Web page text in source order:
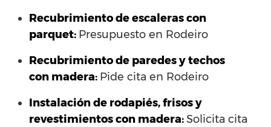
Recubrimiento de escaleras con
parquet: Presupuesto en Rodeiro
Recubrimiento de paredes y techos
con madera: Pide cita en Rodeiro
Instalación de rodapiés, frisos y
revestimientos con madera:Solicita cita